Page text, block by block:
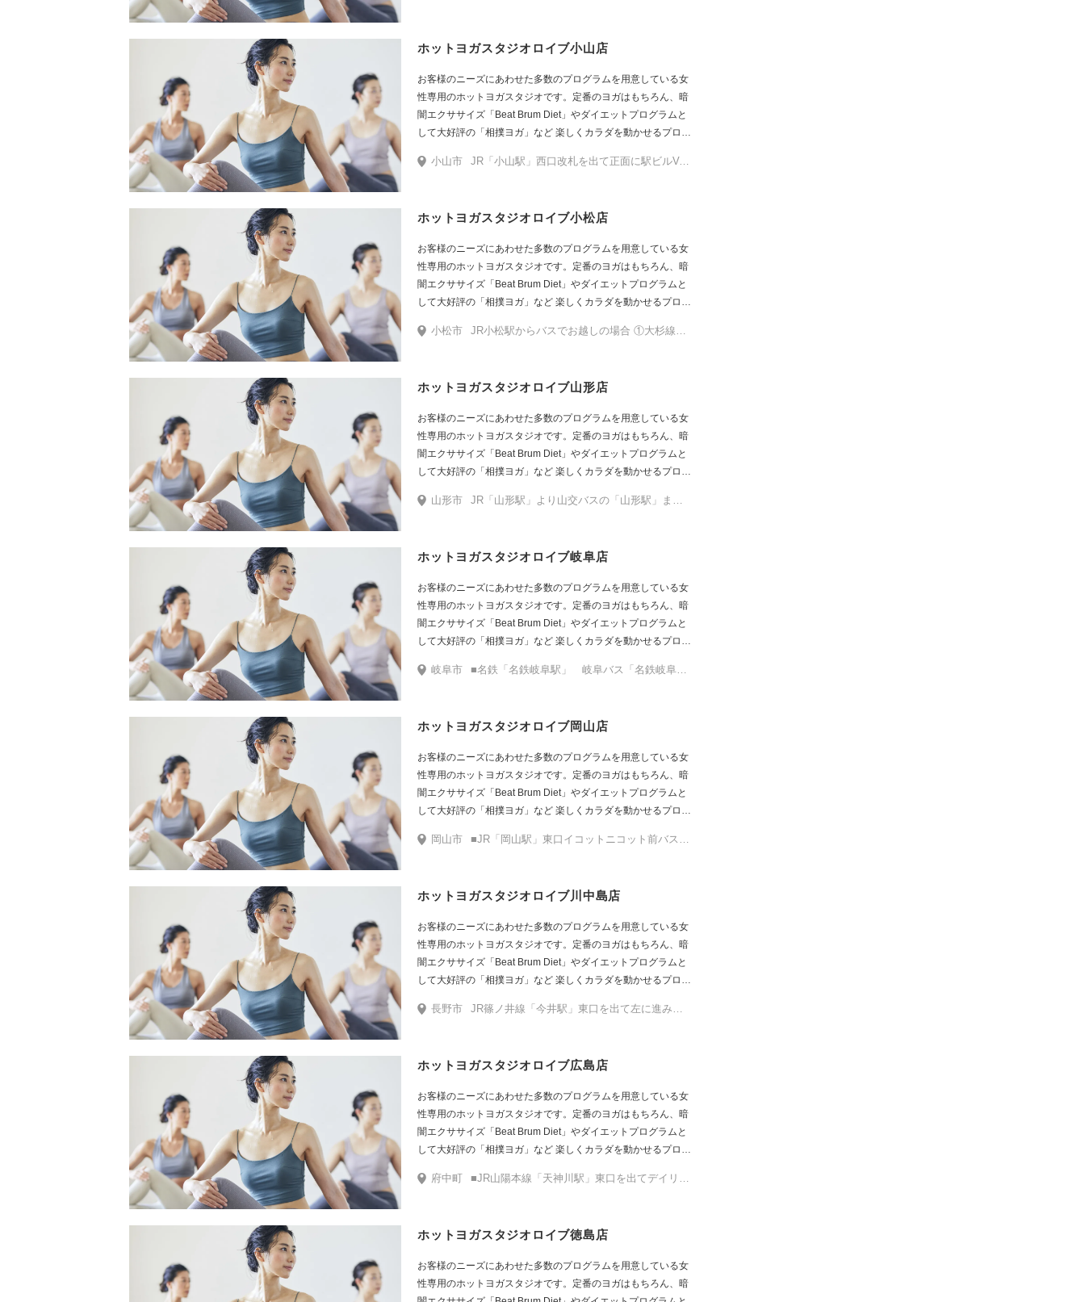
ホットヨガスタジオロイブ小山店
お客様のニーズにあわせた多数のプログラムを用意している女
性専用のホットヨガスタジオです。定番のヨガはもちろん、暗
闇エクササイズ「Beat Brum Diet」やダイエットプログラムと
して大好評の「相撲ヨガ」など 楽しくカラダを動かせるプログ
小山市 JR「小山駅」西口改札を出て正面に駅ビルValがございます。Valに入っていただき、すぐ右手の出口より階段を下ります。1つ下るとロブレビルの入り口（TSUTAYAの入口）がございます。（朝10:00〜21:00までご利用いただけます）入館後、TSUTAYA店内を真っ直ぐ道なりに進むと突き当たり右手に店舗がございます。
ホットヨガスタジオロイブ小松店
お客様のニーズにあわせた多数のプログラムを用意している女
性専用のホットヨガスタジオです。定番のヨガはもちろん、暗
闇エクササイズ「Beat Brum Diet」やダイエットプログラムと
して大好評の「相撲ヨガ」など 楽しくカラダを動かせるプログ
小松市 JR小松駅からバスでお越しの場合 ①大杉線、麦口線、木場線、ハニベ線「小松駅」より乗車し「沖」で下車。下車後スマイルドッグを右手に細い路地を直進します。突き当たりを右に曲がり（スポーツアルペンの裏側になります）1つ目の十字路を左に曲がると右手に黒い建物が見えます。その建物が明文堂書店TSUTAYAの裏手になります。入館後階段で2階に上がり直進します。突き当たり右手に店舗がございます。 ②木場潟線、市内循環線「小松駅」より乗車し「ソフィア病院前」で下車。下車後左手に進み（進行方向とは逆の方向）右手スポーツアルペンの奥に見える緑と黒の建物が明文堂書店TSUTAYAになります。
ホットヨガスタジオロイブ山形店
お客様のニーズにあわせた多数のプログラムを用意している女
性専用のホットヨガスタジオです。定番のヨガはもちろん、暗
闇エクササイズ「Beat Brum Diet」やダイエットプログラムと
して大好評の「相撲ヨガ」など 楽しくカラダを動かせるプログ
山形市 JR「山形駅」より山交バスの「山形駅」または「山交バスターミナル」発「山形病院」行きのバスに乗車し「嶋ショッピングタウン」で下車。バス降り場から道路を挟んで反対側にロイブがございます。横断歩道を渡りお越しください。洋服の青山の左側の建物2階にございます。
ホットヨガスタジオロイブ岐阜店
お客様のニーズにあわせた多数のプログラムを用意している女
性専用のホットヨガスタジオです。定番のヨガはもちろん、暗
闇エクササイズ「Beat Brum Diet」やダイエットプログラムと
して大好評の「相撲ヨガ」など 楽しくカラダを動かせるプログ
岐阜市 ■名鉄「名鉄岐阜駅」 岐阜バス「名鉄岐阜」2番のりばより茜部三田洞線「カラフルタウン」行きに乗車。「カラフルタウン」で下車。降りた正面にあるカラフルタウン北口より入館し、館反対側の入口（東口）を目指して進みます。（建物はL字型です）東口を出て正面に店舗がございます。横断歩道を渡り、左側に進むと店舗入口がございます。 ■JR「岐阜駅」北口（長良口） 岐阜バス 「JR岐阜」4番のりばより茜部三田洞線「カラフルタウン」行きに乗車。「カラフルタウン」で下車後は、上記と同じです。
ホットヨガスタジオロイブ岡山店
お客様のニーズにあわせた多数のプログラムを用意している女
性専用のホットヨガスタジオです。定番のヨガはもちろん、暗
闇エクササイズ「Beat Brum Diet」やダイエットプログラムと
して大好評の「相撲ヨガ」など 楽しくカラダを動かせるプログ
岡山市 ■JR「岡山駅」東口イコットニコット前バス停2番のり場「岡山駅前」より両備バスに乗車し「岡南小学校前」で下車。下車後右手（バスの進行方向）に進み、ダイソー、トイザらスを左手に直進します。円形の陸橋がありますのでその陸橋を上り反対車線へ移動し、左側に階段を下るとABCマートさんが見えます。ABCマート左隣に店舗がございます。 ■お車でお越しの場合（倉敷方面から） 国道2号線倉敷方面から岡山市街・岡山青江方面へバイパスを降ります。そのまま直進し、1本目の交差点（エネオスが見える青江交差点）を左折します。1.2kmほど直進すると左手にセカンドストリートさんが見えます。その敷地内に店舗がございます
ホットヨガスタジオロイブ川中島店
お客様のニーズにあわせた多数のプログラムを用意している女
性専用のホットヨガスタジオです。定番のヨガはもちろん、暗
闇エクササイズ「Beat Brum Diet」やダイエットプログラムと
して大好評の「相撲ヨガ」など 楽しくカラダを動かせるプログ
長野市 JR篠ノ井線「今井駅」東口を出て左に進み、今井原西緑地を道なりに斜めに進みます。大きな道路（長野市道北原今井線）に突き当たります。そのまま1kmほど直進すると左手に西友がございます。入館後、化粧品コーナーを左に曲がって奥のエレベーターにて4階へお越しください。降りてすぐに店舗がございます。
ホットヨガスタジオロイブ広島店
お客様のニーズにあわせた多数のプログラムを用意している女
性専用のホットヨガスタジオです。定番のヨガはもちろん、暗
闇エクササイズ「Beat Brum Diet」やダイエットプログラムと
して大好評の「相撲ヨガ」など 楽しくカラダを動かせるプログ
府中町 ■JR山陽本線「天神川駅」東口を出てデイリーヤマザキを左手に直進し国道2号線に出ます。そのまま250mほど直進後、横断歩道を渡り平井商店を左に曲がります。右手広島信用金庫さんとベスト薬局さんとの間の道を通過し1つ目の十字路を通過すると右手にイオンモールが見えてきます。円柱のオブジェとSL機関車がある広場を通りイオンモール広島府中敷地内に入ります。ROJIダイニング入口（フードコート）を右手に直進し天高の広場があります（外）。その広場右手にあるエスカレーターで2階に上がり入館します。入館後、目の前のエスカレーターにて3階まで上がり直進します。右斜め前に見えるニトリさんとチャオパニックティピーさんの間を通過後右に曲がると店舗がございます。
ホットヨガスタジオロイブ徳島店
お客様のニーズにあわせた多数のプログラムを用意している女
性専用のホットヨガスタジオです。定番のヨガはもちろん、暗